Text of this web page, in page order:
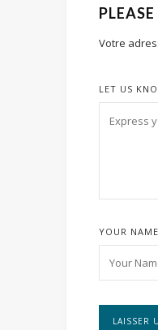
Votre
LET US
YOUR NAME